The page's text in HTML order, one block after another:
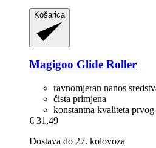
Košarica
Magigoo Glide Roller
ravnomjeran nanos
čista primjena
konstantna kvaliteta prvog
€ 31,49
Dostava do 27. kolovoza